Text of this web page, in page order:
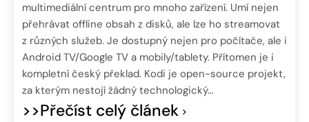
multimediální centrum pro mnoho zařízení. Umí nejen
přehrávat offline obsah z disků, ale lze ho streamovat
z různých služeb. Je dostupný nejen pro počítače, ale i
Android TV/Google TV a mobily/tablety. Přítomen je i
kompletní český překlad. Kodi je open-source projekt,
za kterým nestojí žádný technologický…
>>Přečíst celý článek